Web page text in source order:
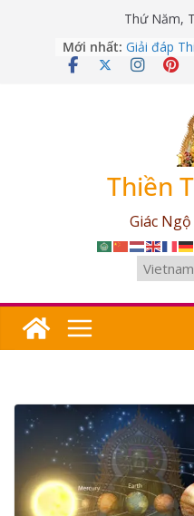
Thứ Năm,
Mới nhất: Giải đáp
12/04/2026
Giải đáp
25/07/2026
Giải đáp
17/06/2026
Giải đáp
Thiền
Giác